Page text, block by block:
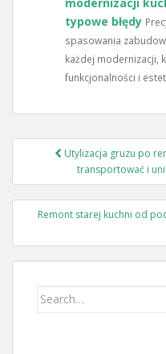
typowe błędy
spasowania
każdej modernizacji,
funkcjonalności i
Nawigacja
Utylizacja gruzu po
transportować i
Remont starej kuchni od
Search